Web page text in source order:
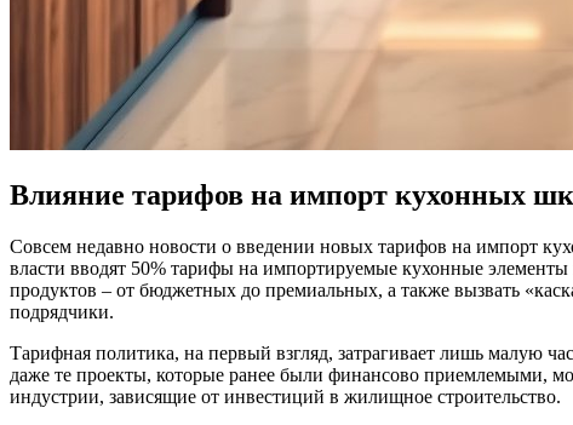
Влияние тарифов на импорт кухонных
Совсем недавно новости о введении новых тарифов на импорт
власти вводят 50% тарифы на импортируемые кухонные
продуктов – от бюджетных до премиальных, а также вызвать
подрядчики.
Тарифная политика, на первый взгляд, затрагивает лишь малую
даже те проекты, которые ранее были финансово приемлемыми,
индустрии, зависящие от инвестиций в жилищное строительство.